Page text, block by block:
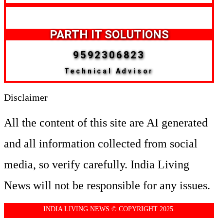
PARTH IT SOLUTIONS
9592306823
Technical Advisor
Disclaimer
All the content of this site are AI generated
and all information collected from social
media, so verify carefully. India Living
News will not be responsible for any issues.
INDIA LIVING NEWS © COPYRIGHT 2025.